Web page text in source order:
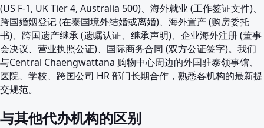
(US F-1, UK Tier 4, Australia 500)、海外就业 (工作签证文件)、
跨国婚姻登记 (在泰国境外结婚或离婚)、海外置产 (购房委托
书)、跨国遗产继承 (遗嘱认证、继承声明)、企业海外注册 (董事
会决议、营业执照公证)、国际商务合同 (双方公证签字)。我们
与Central Chaengwattana 购物中心周边的外国驻泰领事馆、
医院、学校、跨国公司 HR 部门长期合作，熟悉各机构的最新提
交规范。
与其他代办机构的区别